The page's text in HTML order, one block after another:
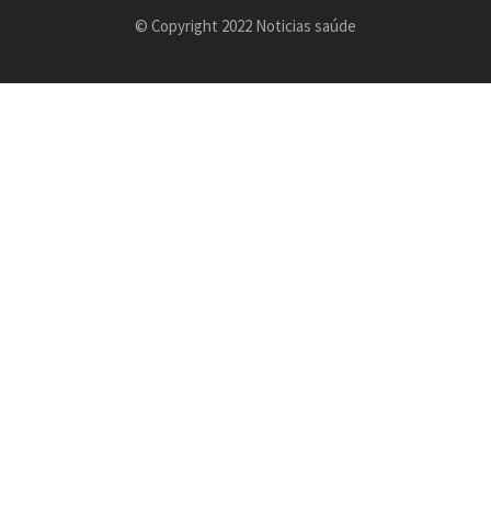
© Copyright 2022 Noticias saúde